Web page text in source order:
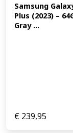
Samsung
Plus (2023) –
Gray ...
€ 239,95